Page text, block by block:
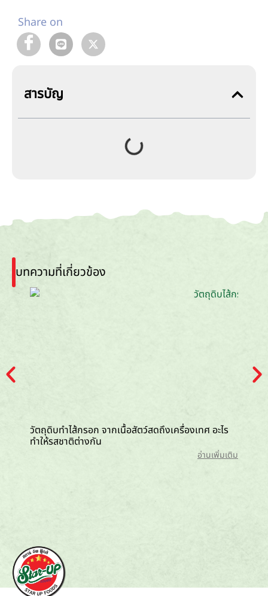
Share on
สารบัญ
บทความที่เกี่ยวข้อง
วัตถุดิบทำไส้กรอก จากเนื้อสัตว์สดถึงเครื่องเทศ อะไร
ทำให้รสชาติต่างกัน
อ่านเพิ่มเติม